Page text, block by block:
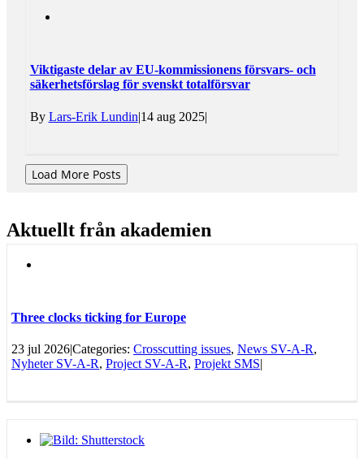
Viktigaste delar av EU-kommissionens försvars- och
säkerhetsförslag för svenskt totalförsvar
By Lars-Erik Lundin|14 aug 2025|
Load More Posts
Aktuellt från akademien
Three clocks ticking for Europe
23 jul 2026|Categories: Crosscutting issues, News SV-A-R,
Nyheter SV-A-R, Project SV-A-R, Projekt SMS|